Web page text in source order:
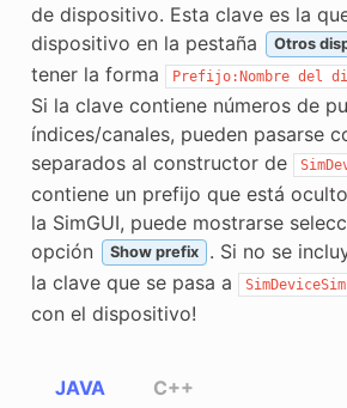
de dispositivo. Esta clave es la
dispositivo en la pestaña
Otros
tener la forma
Prefijo:Nombre del
Si la clave contiene números de
índices/canales, pueden pasarse
separados al constructor de
contiene un prefijo que está
la SimGUI, puede mostrarse
opción
Show prefix
. Si no se
la clave que se pasa a
SimDeviceSim
con el dispositivo!
JAVA C++